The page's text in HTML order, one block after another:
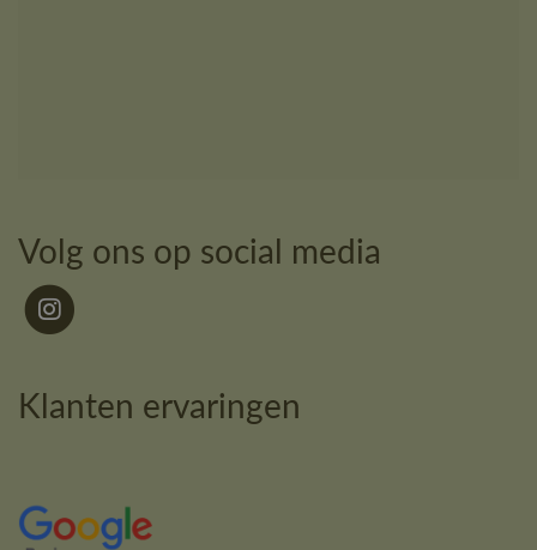
Volg ons op social media
Klanten ervaringen